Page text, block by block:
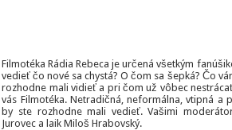
Filmotéka Rádia Rebeca je určená všetkým
vedieť čo nové sa chystá? O čom sa šepká? Čo
rozhodne mali vidieť a pri čom už vôbec
vás Filmotéka. Netradičná, neformálna, vtipná a
by ste rozhodne mali vedieť. Vašimi
Jurovec a laik Miloš Hrabovský.